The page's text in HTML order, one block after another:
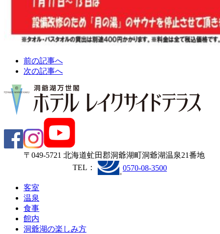
前の記事へ
次の記事へ
〒049-5721 北海道虻田郡洞爺湖町洞爺湖温泉21番地
TEL：
0570-08-3500
客室
温泉
食事
館内
洞爺湖の楽しみ方